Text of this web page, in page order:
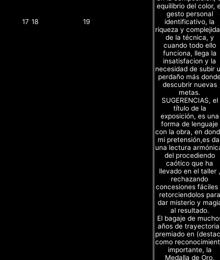
17 18 19
equilibrio del color,
gesto personal
identificativo, la
riqueza y
de la técnica, y
cuando todo ello
funciona, llega la
insatisfacion y la
necesidad de subir
perdaño más
descubrir nuevas
metas.
SUGERENCIAS, el
título de la
exposición, es una
forma de lenguaje
con la obra, en
mi pretensión,es
una lectura
del procediendo
caótico que ha
llevado en el taller ,
rechazando
concesiones fáciles
retorciendolos para
dar misterio y
al resultado.
El bagaje de
años de
premiado en
como
importante, la
Medalla de Oro,